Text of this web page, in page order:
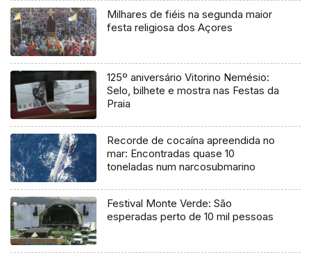
Milhares de fiéis na segunda maior
festa religiosa dos Açores
125º aniversário Vitorino Nemésio:
Selo, bilhete e mostra nas Festas da
Praia
Recorde de cocaína apreendida no
mar: Encontradas quase 10
toneladas num narcosubmarino
Festival Monte Verde: São
esperadas perto de 10 mil pessoas